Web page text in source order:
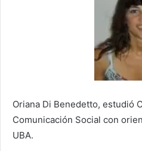
Oriana Di Benedetto, estudió
Comunicación Social con
UBA.